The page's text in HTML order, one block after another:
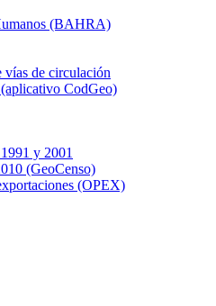
(BAHRA)
vías de circulación
CodGeo)
y 2001
(GeoCenso)
(OPEX)